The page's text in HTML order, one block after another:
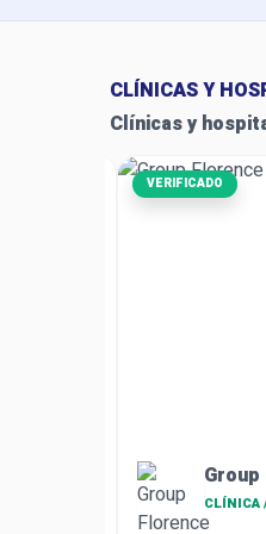
CLÍNICAS Y
Clínicas y
VERIFICADO
CLÍNICA /